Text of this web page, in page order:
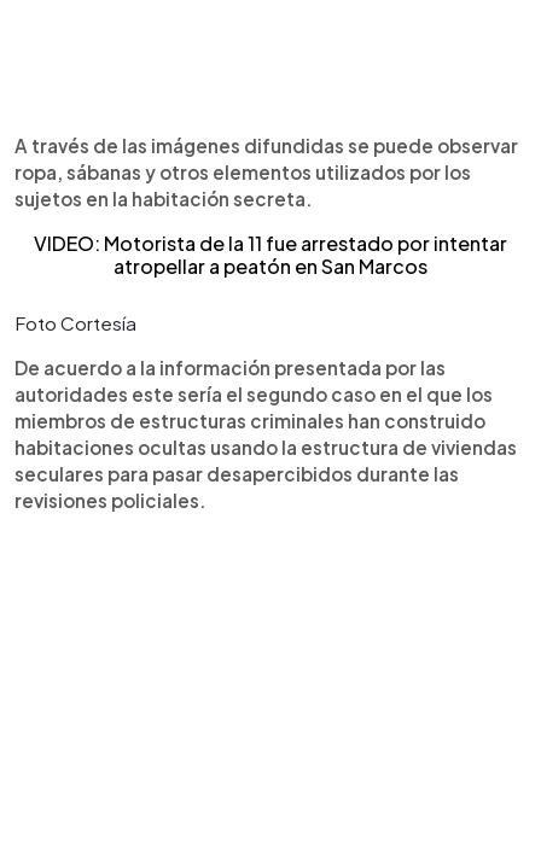
A través de las imágenes difundidas se puede observar
ropa, sábanas y otros elementos utilizados por los
sujetos en la habitación secreta.
VIDEO: Motorista de la 11 fue arrestado por intentar
atropellar a peatón en San Marcos
Foto Cortesía
De acuerdo a la información presentada por las
autoridades este sería el segundo caso en el que los
miembros de estructuras criminales han construido
habitaciones ocultas usando la estructura de viviendas
seculares para pasar desapercibidos durante las
revisiones policiales.